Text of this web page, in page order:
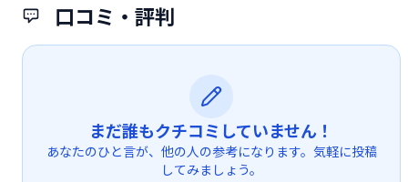
口コミ・評判
まだ誰もクチコミしていません！
あなたのひと言が、他の人の参考になります。気軽に投稿
してみましょう。